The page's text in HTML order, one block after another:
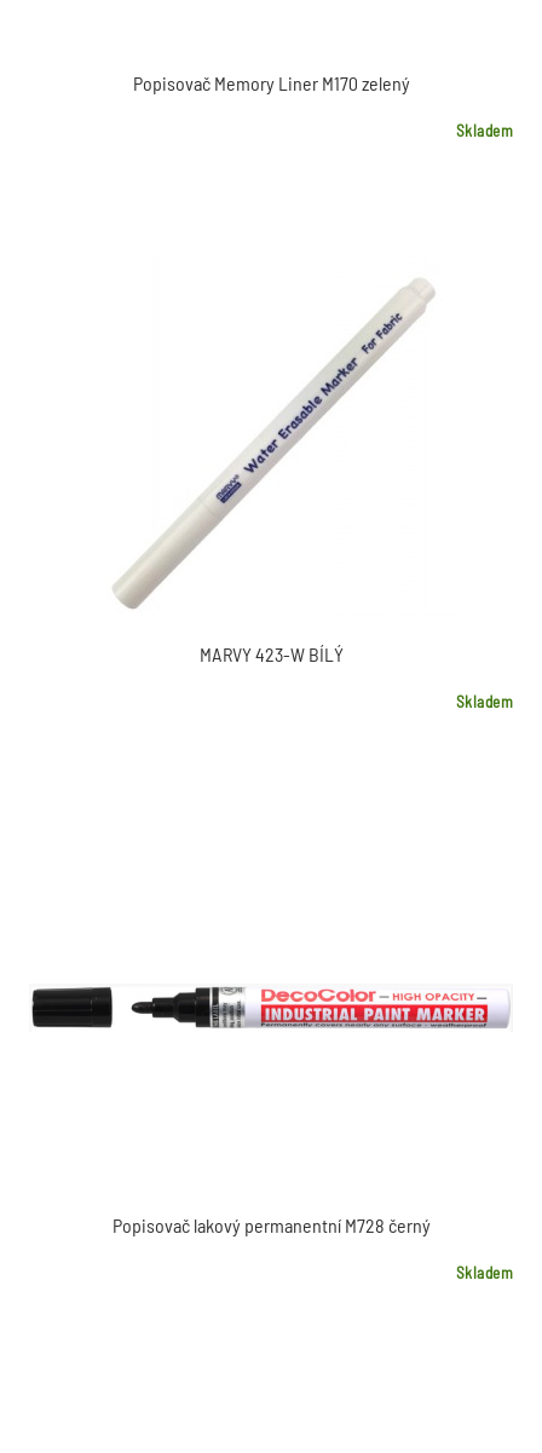
Popisovač Memory Liner M170 zelený
Skladem
MARVY 423-W BÍLÝ
Skladem
Popisovač lakový permanentní M728 černý
Skladem